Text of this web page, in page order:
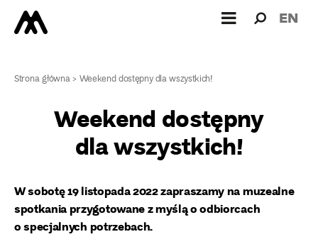
dla: EN
Strona główna>Weekend dostępny dla wszystkich!
Weekend dostępny
dla wszystkich!
W sobotę 19 listopada 2022 zapraszamy na muzealne
spotkania przygotowane z myślą o odbiorcach
o specjalnych potrzebach.